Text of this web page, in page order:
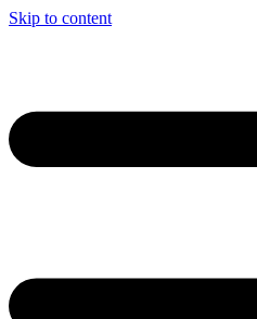
Skip to content